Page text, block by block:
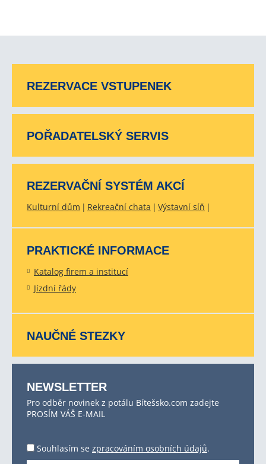
REZERVACE VSTUPENEK
POŘADATELSKÝ SERVIS
REZERVAČNÍ SYSTÉM AKCÍ
Kulturní dům Rekreační chata Výstavní síň
PRAKTICKÉ INFORMACE
Katalog firem a institucí
Jízdní řády
NAUČNÉ STEZKY
NEWSLETTER
Pro odběr novinek z potálu Bítešsko.com zadejte
PROSÍM VÁŠ E-MAIL
Souhlasím se zpracováním osobních údajů.